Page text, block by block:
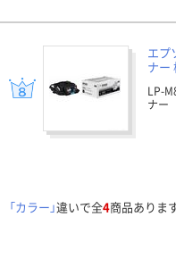
エプ
ナー
LP-
ナー
「カラー」違いで全4商品ありま